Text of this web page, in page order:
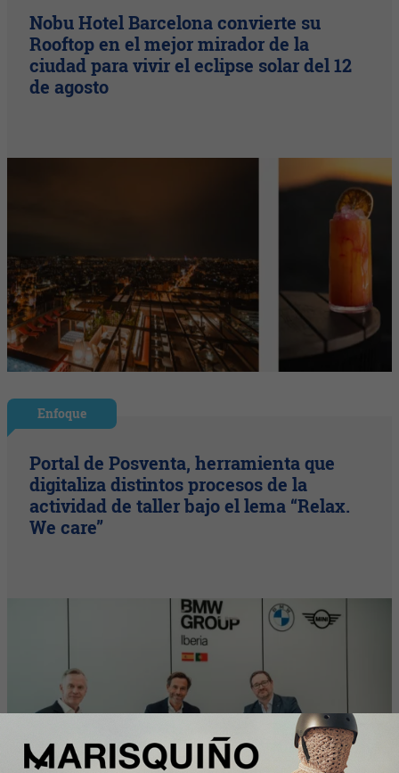
Nobu Hotel Barcelona convierte su
Rooftop en el mejor mirador de la
ciudad para vivir el eclipse solar del 12
de agosto
Enfoque
Portal de Posventa, herramienta que
digitaliza distintos procesos de la
actividad de taller bajo el lema “Relax.
We care”